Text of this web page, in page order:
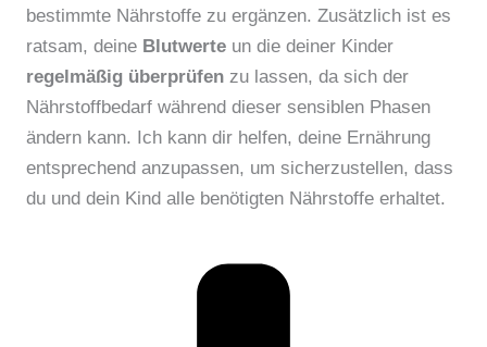
bestimmte Nährstoffe zu ergänzen. Zusätzlich ist es
ratsam, deine Blutwerte un die deiner Kinder
regelmäßig überprüfen zu lassen, da sich der
Nährstoffbedarf während dieser sensiblen Phasen
ändern kann. Ich kann dir helfen, deine Ernährung
entsprechend anzupassen, um sicherzustellen, dass
du und dein Kind alle benötigten Nährstoffe erhaltet.